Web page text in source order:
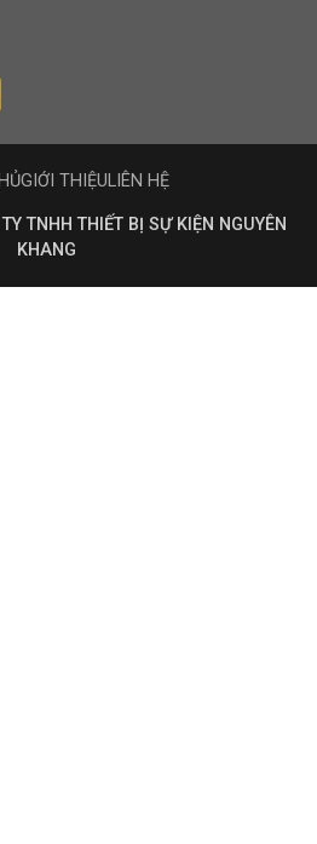
TNHH THIẾT BỊ SỰ KIỆN NGUYÊN
KHANG
GIỚI THIỆULIÊN HỆ